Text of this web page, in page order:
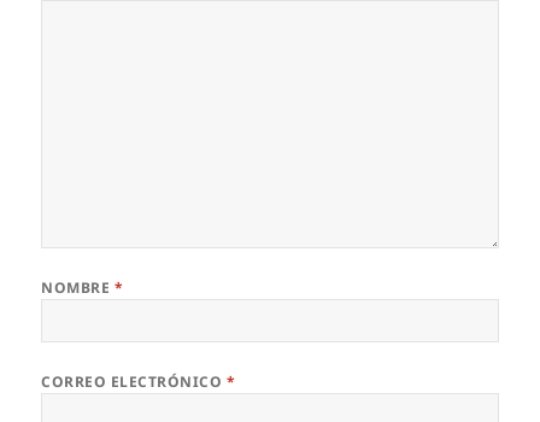
NOMBRE *
CORREO ELECTRÓNICO *